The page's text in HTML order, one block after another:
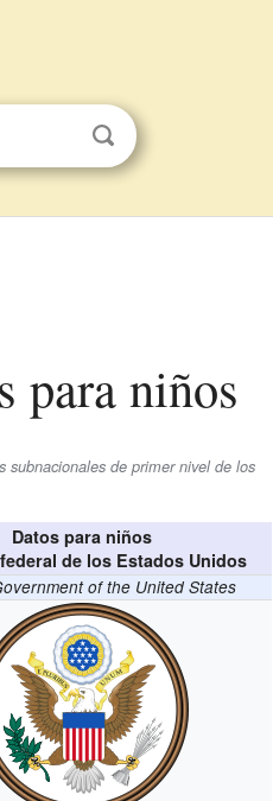
para niños
de primer nivel de los
Datos para niños
de los Estados Unidos
of the United States